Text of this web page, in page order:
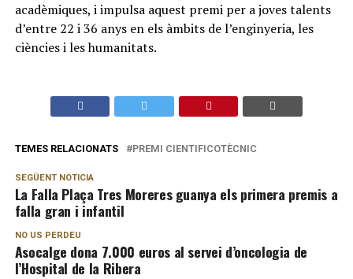
acadèmiques, i impulsa aquest premi per a joves talents
d’entre 22 i 36 anys en els àmbits de l’enginyeria, les
ciències i les humanitats.
TEMES RELACIONATS PREMI CIENTIFICOTÈCNIC
SEGÜENT NOTICIA
La Falla Plaça Tres Moreres guanya els primera premis a
falla gran i infantil
NO US PERDEU
Asocalge dona 7.000 euros al servei d’oncologia de
l’Hospital de la Ribera